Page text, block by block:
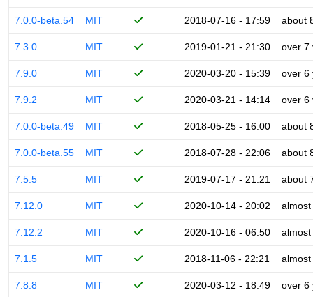
7.0.0-beta.54 MIT 2018-07-16 - 17:59 about
7.3.0 MIT 2019-01-21 - 21:30 over 7
7.9.0 MIT 2020-03-20 - 15:39 over 6
7.9.2 MIT 2020-03-21 - 14:14 over 6
7.0.0-beta.49 MIT 2018-05-25 - 16:00 about
7.0.0-beta.55 MIT 2018-07-28 - 22:06 about
7.5.5 MIT 2019-07-17 - 21:21 about
7.12.0 MIT 2020-10-14 - 20:02
7.12.2 MIT 2020-10-16 - 06:50
7.1.5 MIT 2018-11-06 - 22:21
7.8.8 MIT 2020-03-12 - 18:49 over 6